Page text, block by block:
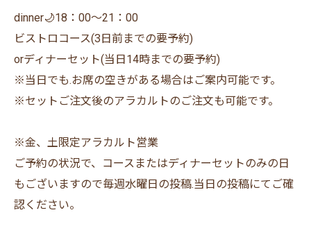
dinner🌙18：00〜21：00
ビストロコース(3日前までの要予約)
orディナーセット(当日14時までの要予約)
※当日でも.お席の空きがある場合はご案内可能です。
※セットご注文後のアラカルトのご注文も可能です。
※金、土限定アラカルト営業
ご予約の状況で、コースまたはディナーセットのみの日
もございますので毎週水曜日の投稿.当日の投稿にてご確
認ください。